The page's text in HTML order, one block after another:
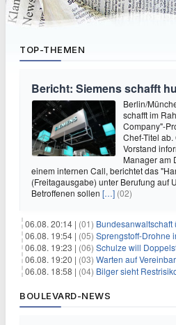
TOP-THEMEN
Bericht: Siemens schafft
Berlin/
schafft im
Company"-
Chef-Titel
Vorstand
Manager am
einem internen Call, berichtet das
(Freitagausgabe) unter Berufung auf
Betroffenen sollen […] (02)
06.08. 20:14 | (01) Bundesanwaltschaft
06.08. 19:54 | (05) Sprengstoff-Drohne
06.08. 19:23 | (06) Schulze will
06.08. 19:20 | (03) Warten auf
06.08. 18:58 | (04) Bilger sieht Restrisiko
BOULEVARD-NEWS